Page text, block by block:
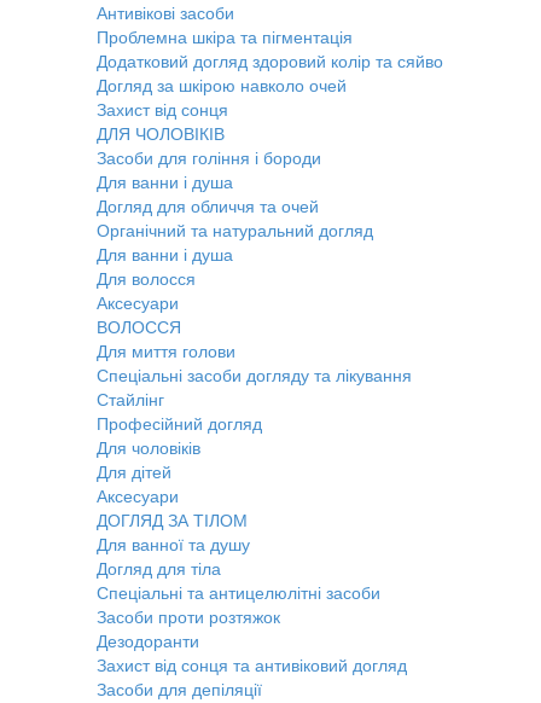
Антивікові засоби
Проблемна шкіра та пігментація
Додатковий догляд здоровий колір та сяйво
Догляд за шкірою навколо очей
Захист від сонця
ДЛЯ ЧОЛОВІКІВ
Засоби для гоління і бороди
Для ванни і душа
Догляд для обличчя та очей
Органічний та натуральний догляд
Для ванни і душа
Для волосся
Аксесуари
ВОЛОССЯ
Для миття голови
Спеціальні засоби догляду та лікування
Стайлінг
Професійний догляд
Для чоловіків
Для дітей
Аксесуари
ДОГЛЯД ЗА ТІЛОМ
Для ванної та душу
Догляд для тіла
Спеціальні та антицелюлітні засоби
Засоби проти розтяжок
Дезодоранти
Захист від сонця та антивіковий догляд
Засоби для депіляції